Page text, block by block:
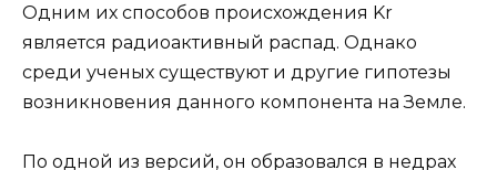
Одним их способов происхождения Kr
является радиоактивный распад. Однако
среди ученых существуют и другие гипотезы
возникновения данного компонента на Земле.
По одной из версий, он образовался в недрах